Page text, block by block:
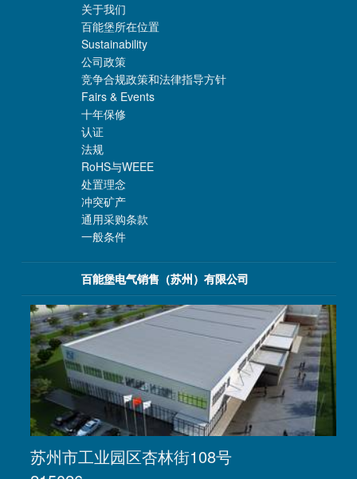
关于我们
百能堡所在位置
Sustainability
公司政策
竞争合规政策和法律指导方针
Fairs & Events
十年保修
认证
法规
RoHS与WEEE
处置理念
冲突矿产
通用采购条款
一般条件
百能堡电气销售（苏州）有限公司
苏州市工业园区杏林街108号